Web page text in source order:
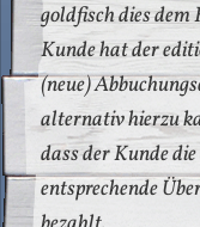
goldfisch dies
Kunde hat der
(neue)
alternativ hierzu
dass der Kunde
entsprechende